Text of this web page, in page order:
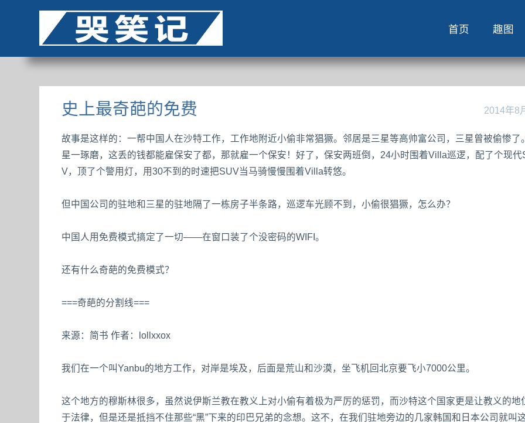
首页 趣图
2014年8
史上最奇葩的免费
故事是这样的：一帮中国人在沙特工作，工作地附近小偷非常猖獗。邻居是三星等高帅富公司，三星曾被偷惨了
星一琢磨，这丢的钱都能雇保安了都，那就雇一个保安！好了，保安两班倒，24小时围着Villa巡逻，配了个现代
V，顶了个警用灯，用30不到的时速把SUV当马骑慢慢围着Villa转悠。
但中国公司的驻地和三星的驻地隔了一栋房子半条路，巡逻车光顾不到，小偷很猖獗，怎么办？
中国人用免费模式搞定了一切——在窗口装了个没密码的WIFI。
还有什么奇葩的免费模式？
===奇葩的分割线===
来源：简书 作者：lollxxox
我们在一个叫Yanbu的地方工作，对岸是埃及，后面是荒山和沙漠，坐飞机回北京要飞小7000公里。
这个地方的穆斯林很多，虽然说伊斯兰教在教义上对小偷有着极为严厉的惩罚，而沙特这个国家更是让教义的地
于法律，但是还是抵挡不住那些“黑”下来的印巴兄弟的念想。这不，在我们驻地旁边的几家韩国和日本公司就叫